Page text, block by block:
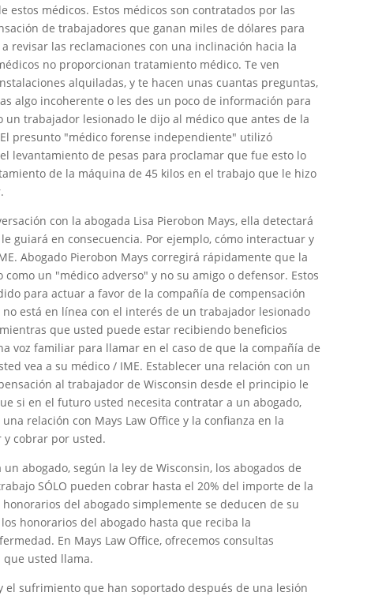
estos médicos. Estos médicos son contratados por las
de trabajadores que ganan miles de dólares para
revisar las reclamaciones con una inclinación hacia la
no proporcionan tratamiento médico. Te ven
alquiladas, y te hacen unas cuantas preguntas,
algo incoherente o les des un poco de información para
un trabajador lesionado le dijo al médico que antes de la
presunto "médico forense independiente" utilizó
levantamiento de pesas para proclamar que fue esto lo
de la máquina de 45 kilos en el trabajo que le hizo
con la abogada Lisa Pierobon Mays, ella detectará
guiará en consecuencia. Por ejemplo, cómo interactuar y
Abogado Pierobon Mays corregirá rápidamente que la
un "médico adverso" y no su amigo o defensor. Estos
para actuar a favor de la compañía de compensación
está en línea con el interés de un trabajador lesionado
que usted puede estar recibiendo beneficios
voz familiar para llamar en el caso de que la compañía de
vea a su médico / IME. Establecer una relación con un
al trabajador de Wisconsin desde el principio le
si en el futuro usted necesita contratar a un abogado,
relación con Mays Law Office y la confianza en la
y cobrar por usted.
abogado, según la ley de Wisconsin, los abogados de
SÓLO pueden cobrar hasta el 20% del importe de la
del abogado simplemente se deducen de su
honorarios del abogado hasta que reciba la
En Mays Law Office, ofrecemos consultas
usted llama.
el sufrimiento que han soportado después de una lesión